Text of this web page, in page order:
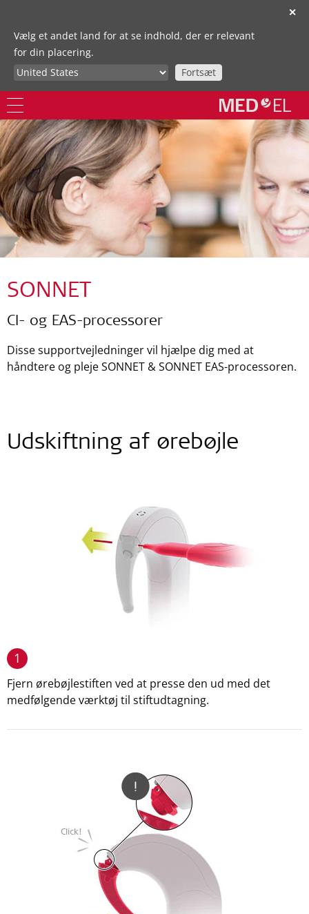
✕
Vælg et andet land for at se indhold, der er relevant
for din placering.
Fortsæt
SONNET
CI- og EAS-processorer
Disse supportvejledninger vil hjælpe dig med at
håndtere og pleje SONNET & SONNET EAS-processoren.
Udskiftning af ørebøjle
1
Fjern ørebøjlestiften ved at presse den ud med det
medfølgende værktøj til stiftudtagning.